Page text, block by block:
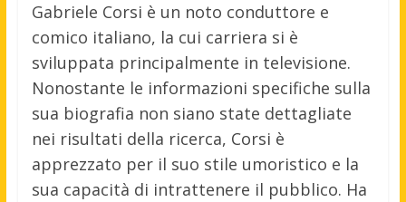
Gabriele Corsi è un noto conduttore e
comico italiano, la cui carriera si è
sviluppata principalmente in televisione.
Nonostante le informazioni specifiche sulla
sua biografia non siano state dettagliate
nei risultati della ricerca, Corsi è
apprezzato per il suo stile umoristico e la
sua capacità di intrattenere il pubblico. Ha